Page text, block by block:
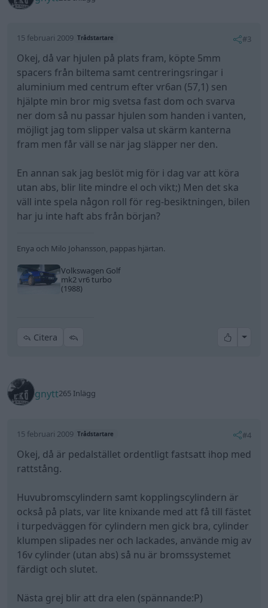
15 februari 2009 Trådstartare #3
Okej, då var hjulen på plats fram, köpte 5mm
spacers från biltema samt centreringsringar i
aluminium med centrum efter vr6an (57,1) sen
hjälpte min bror mig svetsa fast dom och svarva
ner dom så nu passar hjulen som handen i vanten,
möjligt jag tom slipper valsa ut skärm kanterna
fram men får väll se när jag släpper ner den.
En annan sak jag beslöt mig för i dag var att köra
utan abs, blir lite mindre el och vikt;) Men det ska
väll inte spela någon roll för reg-besiktningen, bilen
har ju inte haft abs från början?
Enya och Milo Johansson, pappas hjärtan.
Volkswagen Golf
mk2 vr6 turbo
(1988)
Citera All
gnytt265 Inlägg
15 februari 2009 Trådstartare #4
Okej, då är pedalstället ordentligt fastsatt ihop med
rattstång.
Huvubromscylindern samt kopplingscylindern är
också på plats, var lite knixande med att få till fästet
i turpedväggen för cylindern men gick bra, cylinder
klumpen slipades ner och lackades, använde mig av
16v cylinder (utan abs) så nu är bromssystemet
färdigt och slutet.
Nästa grej blir att dra elen (spännande:P)